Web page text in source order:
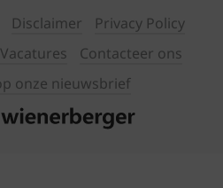
Disclaimer
Privacy Policy
Contacteer ons
onze nieuwsbrief